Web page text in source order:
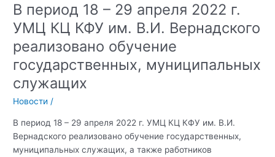
В период 18 – 29 апреля 2022 г.
УМЦ КЦ КФУ им. В.И. Вернадского
реализовано обучение
государственных, муниципальных
служащих
Новости /
В период 18 – 29 апреля 2022 г. УМЦ КЦ КФУ им. В.И.
Вернадского реализовано обучение государственных,
муниципальных служащих, а также работников